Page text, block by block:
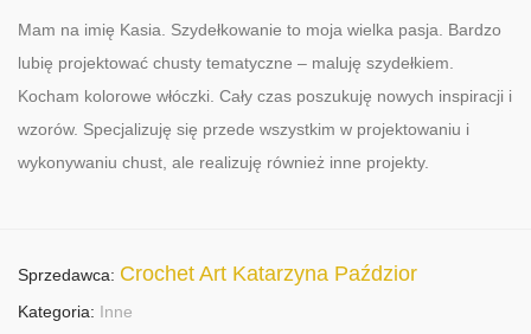
Mam na imię Kasia. Szydełkowanie to moja wielka pasja. Bardzo
lubię projektować chusty tematyczne – maluję szydełkiem.
Kocham kolorowe włóczki. Cały czas poszukuję nowych inspiracji i
wzorów. Specjalizuję się przede wszystkim w projektowaniu i
wykonywaniu chust, ale realizuję również inne projekty.
Sprzedawca: Crochet Art Katarzyna Paździor
Kategoria: Inne